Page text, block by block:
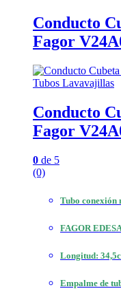
Conducto
Fagor
Tubos Lavavajillas
Conducto
Fagor
0 de 5
(0)
Tubo
FAGOR
Longitud:
Empalme de